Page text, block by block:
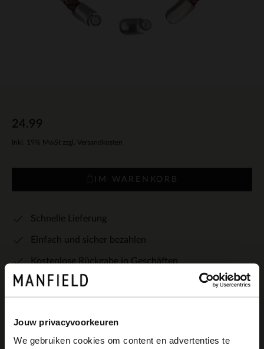
Jouw privacyvoorkeuren
We gebruiken cookies om content en advertenties te
24.99
Inkl. 19% MwSt zzgl. Versandkosten
IM WARENKORB
Schnelle Lieferung
Einfach und sicher bezahlen
Kostenlose Rückgabe in Geschäften